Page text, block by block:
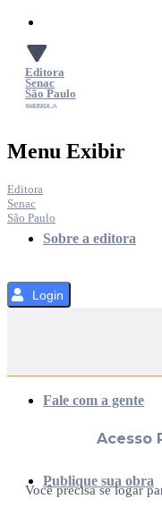
o
Conteúdo
Editora
Senac
São Paulo
SACOLA
MENU
Menu Exibir
Editora
Senac
São Paulo
Sobre a editora
Fale com a gente
Publique sua obra
Login
Acesso
Você precisa se logar